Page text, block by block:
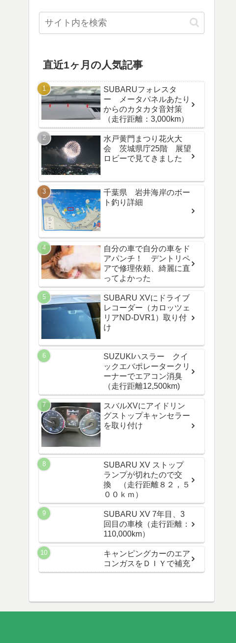
直近1ヶ月の人気記事
SUBARUフォレスタ
ー メータパネルあたり
からのカタカタ音対策
（走行距離：3,000km）
水戸黄門まつり花火大
会 茨城県庁25階 展望
ロビーで見てきました
千葉県 岩井海岸のボー
ト釣り詳細
自分の車で自分の車をド
アパンチ！ デントリペ
アで修理依頼、綺麗に直
ってよかった
SUBARU XVにドライブ
レコーダー（カロッツェ
リアND-DVR1）取り付
け
SUZUKIハスラー クイ
ックエバポレータークリ
ーナーでエアコン消臭
（走行距離12,500km)
スバルXVにアイドリン
グストップキャンセラー
を取り付け
SUBARU XV ストップ
ランプが切れたので交
換 （走行距離８２，５
００ｋｍ）
SUBARU XV 7年目、3
回目の車検（走行距離：
110,000km）
キャンピングカーのエア
コンガスをＤＩＹで補充